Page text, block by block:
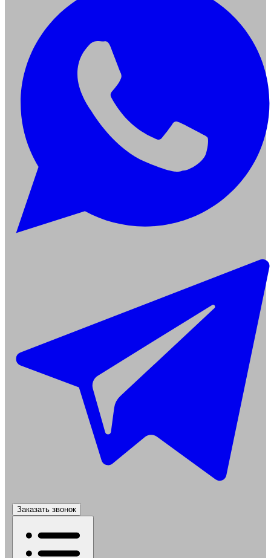
Заказать звонок